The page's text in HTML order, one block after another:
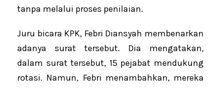
tanpa melalui proses penilaian.
Juru bicara KPK, Febri Diansyah membenarkan
adanya surat tersebut. Dia mengatakan,
dalam surat tersebut, 15 pejabat mendukung
rotasi. Namun, Febri menambahkan, mereka